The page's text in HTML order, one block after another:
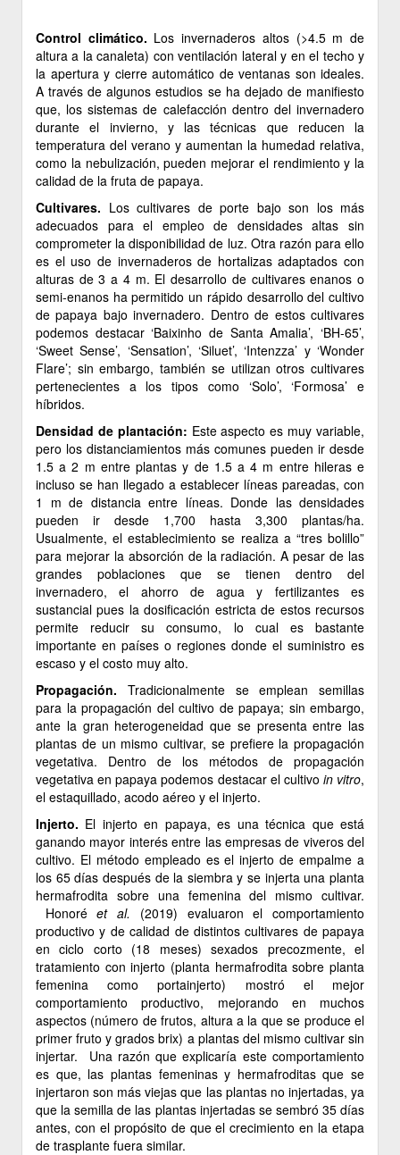
Control climático. Los invernaderos altos (>4.5 m de
altura a la canaleta) con ventilación lateral y en el techo y
la apertura y cierre automático de ventanas son ideales.
A través de algunos estudios se ha dejado de manifiesto
que, los sistemas de calefacción dentro del invernadero
durante el invierno, y las técnicas que reducen la
temperatura del verano y aumentan la humedad relativa,
como la nebulización, pueden mejorar el rendimiento y la
calidad de la fruta de papaya.
Cultivares. Los cultivares de porte bajo son los más
adecuados para el empleo de densidades altas sin
comprometer la disponibilidad de luz. Otra razón para ello
es el uso de invernaderos de hortalizas adaptados con
alturas de 3 a 4 m. El desarrollo de cultivares enanos o
semi-enanos ha permitido un rápido desarrollo del cultivo
de papaya bajo invernadero. Dentro de estos cultivares
podemos destacar ‘Baixinho de Santa Amalia’, ‘BH-65’,
‘Sweet Sense’, ‘Sensation’, ‘Siluet’, ‘Intenzza’ y ‘Wonder
Flare’; sin embargo, también se utilizan otros cultivares
pertenecientes a los tipos como ‘Solo’, ‘Formosa’ e
híbridos.
Densidad de plantación: Este aspecto es muy variable,
pero los distanciamientos más comunes pueden ir desde
1.5 a 2 m entre plantas y de 1.5 a 4 m entre hileras e
incluso se han llegado a establecer líneas pareadas, con
1 m de distancia entre líneas. Donde las densidades
pueden ir desde 1,700 hasta 3,300 plantas/ha.
Usualmente, el establecimiento se realiza a “tres bolillo”
para mejorar la absorción de la radiación. A pesar de las
grandes poblaciones que se tienen dentro del
invernadero, el ahorro de agua y fertilizantes es
sustancial pues la dosificación estricta de estos recursos
permite reducir su consumo, lo cual es bastante
importante en países o regiones donde el suministro es
escaso y el costo muy alto.
Propagación. Tradicionalmente se emplean semillas
para la propagación del cultivo de papaya; sin embargo,
ante la gran heterogeneidad que se presenta entre las
plantas de un mismo cultivar, se prefiere la propagación
vegetativa. Dentro de los métodos de propagación
vegetativa en papaya podemos destacar el cultivo in vitro,
el estaquillado, acodo aéreo y el injerto.
Injerto. El injerto en papaya, es una técnica que está
ganando mayor interés entre las empresas de viveros del
cultivo. El método empleado es el injerto de empalme a
los 65 días después de la siembra y se injerta una planta
hermafrodita sobre una femenina del mismo cultivar.
Honoréet al. (2019) evaluaron el comportamiento
productivo y de calidad de distintos cultivares de papaya
en ciclo corto (18 meses) sexados precozmente, el
tratamiento con injerto (planta hermafrodita sobre planta
femenina como portainjerto) mostró el mejor
comportamiento productivo, mejorando en muchos
aspectos (número de frutos, altura a la que se produce el
primer fruto y grados brix) a plantas del mismo cultivar sin
injertar. Una razón que explicaría este comportamiento
es que, las plantas femeninas y hermafroditas que se
injertaron son más viejas que las plantas no injertadas, ya
que la semilla de las plantas injertadas se sembró 35 días
antes, con el propósito de que el crecimiento en la etapa
de trasplante fuera similar.